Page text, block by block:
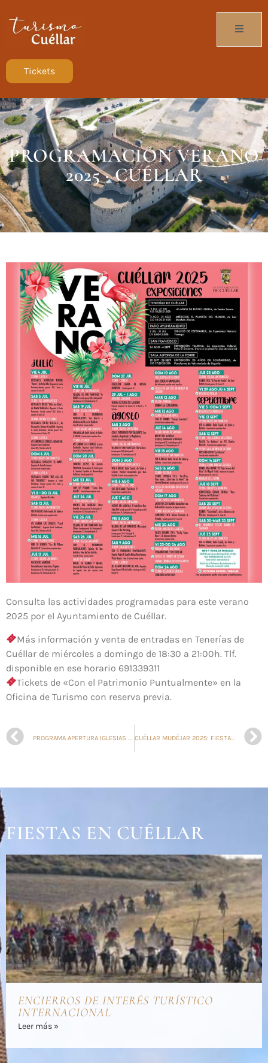
Tickets
PROGRAMACIÓN VERANO
2025 · CUÉLLAR
Consulta las actividades programadas para este verano
2025 por el Ayuntamiento de Cuéllar.
Más información y venta de entradas en Tenerías de
Cuéllar de miércoles a domingo de 18:30 a 21:00h. Tlf.
disponible en ese horario 691339311
Tickets de «Con el Patrimonio Puntualmente» en la
Oficina de Turismo con reserva previa.
PROGRAMA APERTURA IGLESIAS VERANO 2025 CUÉLLAR MUDÉJAR 2025: FIESTA DE LAS TRES CULTURAS
FIESTAS EN CUÉLLAR
ENCIERROS DE INTERÉS TURÍSTICO
INTERNACIONAL
Leer más »